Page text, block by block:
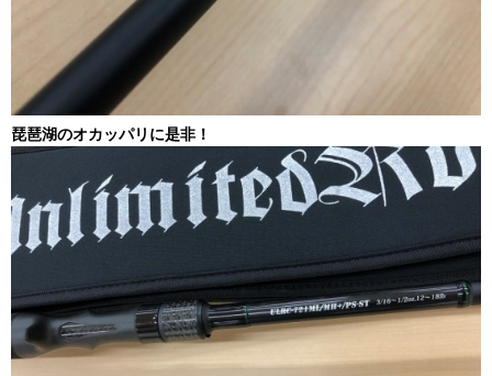
琵琶湖のオカッパリに是非！